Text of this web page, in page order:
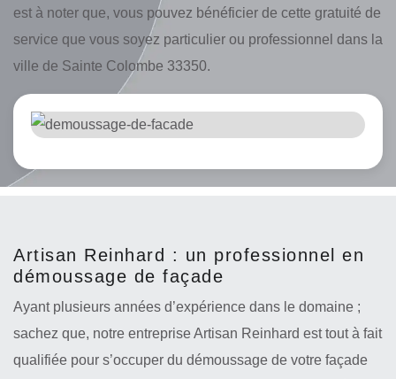
est à noter que, vous pouvez bénéficier de cette gratuité de
service que vous soyez particulier ou professionnel dans la
ville de Sainte Colombe 33350.
Artisan Reinhard : un professionnel en
démoussage de façade
Ayant plusieurs années d’expérience dans le domaine ;
sachez que, notre entreprise Artisan Reinhard est tout à fait
qualifiée pour s’occuper du démoussage de votre façade